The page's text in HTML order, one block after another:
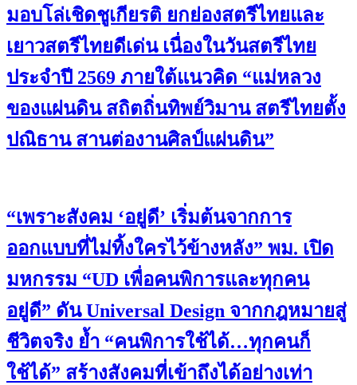
มอบโล่เชิดชูเกียรติ ยกย่องสตรีไทยและ
เยาวสตรีไทยดีเด่น เนื่องในวันสตรีไทย
ประจำปี 2569 ภายใต้แนวคิด “แม่หลวง
ของแผ่นดิน สถิตถิ่นทิพย์วิมาน สตรีไทยตั้ง
ปณิธาน สานต่องานศิลป์แผ่นดิน”
“เพราะสังคม ‘อยู่ดี’ เริ่มต้นจากการ
ออกแบบที่ไม่ทิ้งใครไว้ข้างหลัง” พม. เปิด
มหกรรม “UD เพื่อคนพิการและทุกคน
อยู่ดี” ดัน Universal Design จากกฎหมายสู่
ชีวิตจริง ย้ำ “คนพิการใช้ได้…ทุกคนก็
ใช้ได้” สร้างสังคมที่เข้าถึงได้อย่างเท่า